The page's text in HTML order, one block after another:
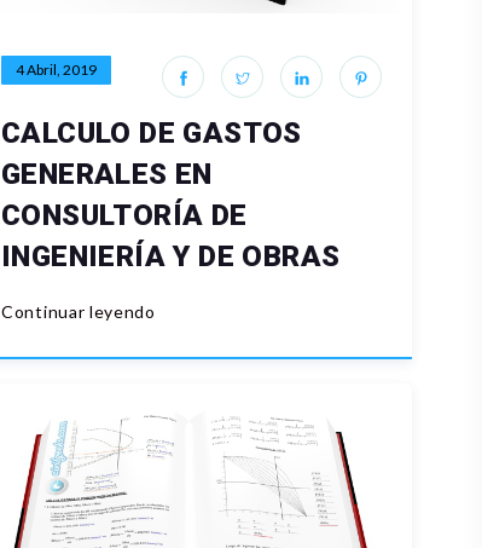
4 Abril, 2019
CALCULO DE GASTOS
GENERALES EN
CONSULTORÍA DE
INGENIERÍA Y DE OBRAS
Continuar leyendo